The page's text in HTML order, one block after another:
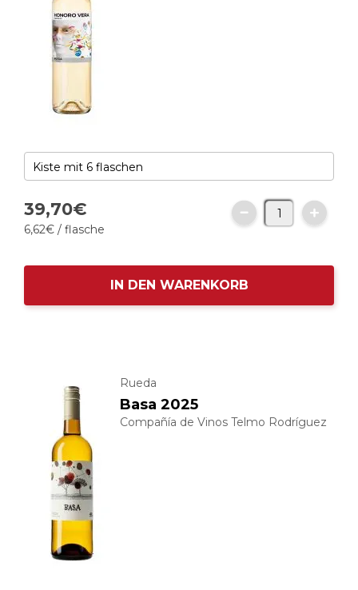
39,70€
6,62€ / flasche
IN DEN WARENKORB
Rueda
Basa 2025
Compañía de Vinos Telmo Rodríguez